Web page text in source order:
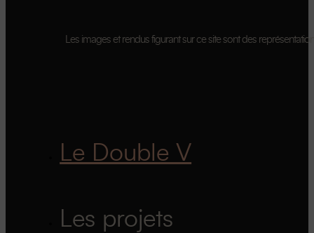
Les images et rendus figurant sur ce site sont des
Le Double V
Les projets